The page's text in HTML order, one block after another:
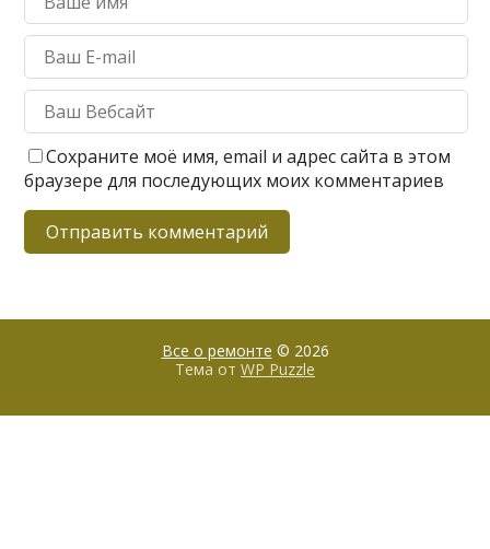
Сохраните моё имя, email и адрес сайта в этом
браузере для последующих моих комментариев
Все о ремонте © 2026
Тема от WP Puzzle